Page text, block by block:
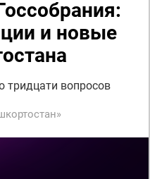
и новые
тридцати вопросов